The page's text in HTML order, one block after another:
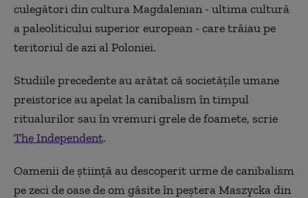
culegători din cultura Magdalenian - ultima cultură
a paleoliticului superior european - care trăiau pe
teritoriul de azi al Poloniei.
Studiile precedente au arătat că societățile umane
preistorice au apelat la canibalism în timpul
ritualurilor sau în vremuri grele de foamete, scrie
The Independent.
Oamenii de știință au descoperit urme de canibalism
pe zeci de oase de om găsite în peștera Maszycka din